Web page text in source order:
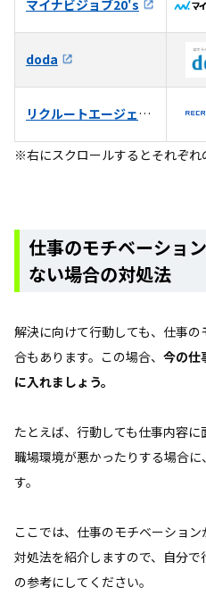
マイナビジョブ20's
doda
リクルートエージェント
※右にスクロールするとそれぞれ
仕事のモチベーショ
ない場合の対処法
解決に向けて行動しても、仕事
合もあります。この場合、 今の仕
に入れましょう。
たとえば、行動しても仕事内容
職場環境が悪かったりする場合
す。
ここでは、仕事のモチベーショ
対処法を紹介しますので、自分
の参考にしてください。